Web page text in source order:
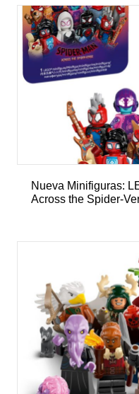
Nueva Minifiguras:
Across the Spider-